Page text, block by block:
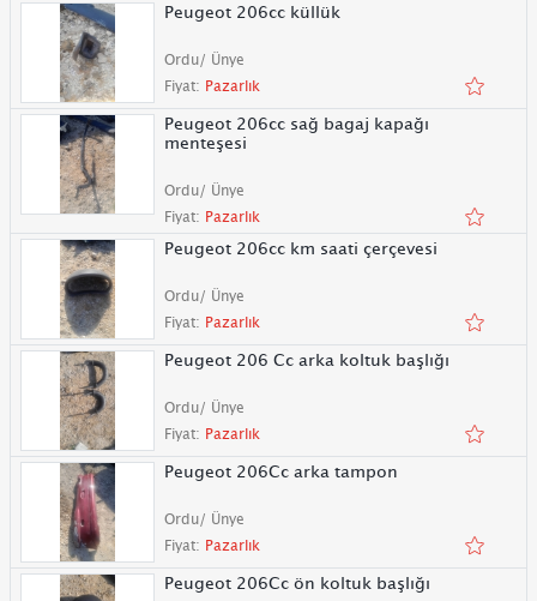
Peugeot 206cc küllük
Ordu/ Ünye
Fiyat: Pazarlık
Peugeot 206cc sağ bagaj kapağı
menteşesi
Ordu/ Ünye
Fiyat: Pazarlık
Peugeot 206cc km saati çerçevesi
Ordu/ Ünye
Fiyat: Pazarlık
Peugeot 206 Cc arka koltuk başlığı
Ordu/ Ünye
Fiyat: Pazarlık
Peugeot 206Cc arka tampon
Ordu/ Ünye
Fiyat: Pazarlık
Peugeot 206Cc ön koltuk başlığı